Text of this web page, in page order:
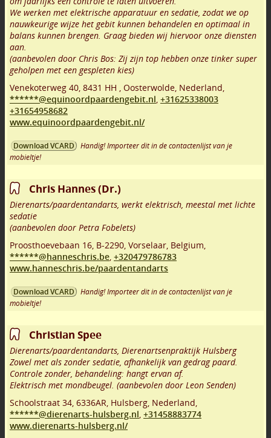
We werken met elektrische apparatuur en sedatie, zodat we op
nauwkeurige wijze het gebit kunnen behandelen en optimaal in
balans kunnen brengen. Graag bieden wij hiervoor onze diensten
aan.
(aanbevolen door Chris Bos: Zij zijn top hebben onze tinker super
geholpen met een gespleten kies)
Venekoterweg 40 8431 HH Oosterwolde Nederland,
******@equinoordpaardengebit.nl +31625338003
+31654958682
www.equinoordpaardengebit.nl/
Download VCARD
Handig! Importeer dit in de contactenlijst van je
mobieltje!
Chris Hannes (Dr.)
Dierenarts/paardentandarts, werkt elektrisch, meestal met lichte
sedatie
(aanbevolen door Petra Fobelets)
Proosthoevebaan 16 B-2290 Vorselaar Belgium,
******@hanneschris.be +320479786783
www.hanneschris.be/paardentandarts
Download VCARD
Handig! Importeer dit in de contactenlijst van je
mobieltje!
Christian Spee
Dierenarts/paardentandarts, Dierenartsenpraktijk Hulsberg
Zowel met als zonder sedatie, afhankelijk van gedrag paard.
Controle zonder, behandeling: hangt ervan af.
Elektrisch met mondbeugel. (aanbevolen door Leon Senden)
Schoolstraat 34 6336AR Hulsberg Nederland,
******@dierenarts-hulsberg.nl +31458883774
www.dierenarts-hulsberg.nl/